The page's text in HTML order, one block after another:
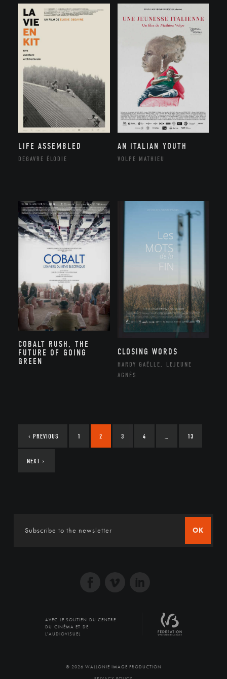
LIFE ASSEMBLED
DEGAVRE ÉLODIE
AN ITALIAN YOUTH
VOLPE MATHIEU
COBALT RUSH, THE
FUTURE OF GOING
GREEN
CLOSING WORDS
HARDY GAËLLE, LEJEUNE
AGNÈS
‹ PREVIOUS 1 2 3 4 13
NEXT ›
OK
AVEC LE SOUTIEN DU CENTRE
DU CINÉMA ET DE
L'AUDIOVISUEL
© 2026 WALLONIE IMAGE PRODUCTION